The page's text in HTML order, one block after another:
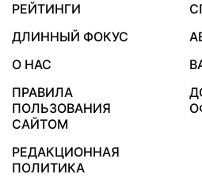
РЕЙТИНГИ
ДЛИННЫЙ ФОКУС
О НАС
ПРАВИЛА
ПОЛЬЗОВАНИЯ
САЙТОМ
РЕДАКЦИОННАЯ
ПОЛИТИКА